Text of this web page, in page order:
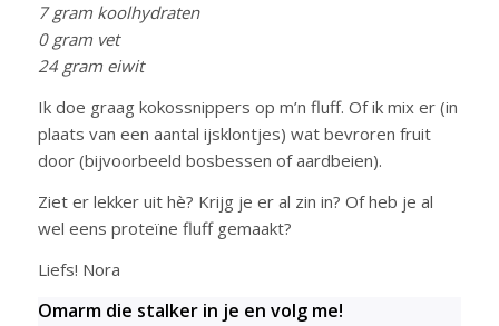
7 gram koolhydraten
0 gram vet
24 gram eiwit
Ik doe graag kokossnippers op m’n fluff. Of ik mix er (in
plaats van een aantal ijsklontjes) wat bevroren fruit
door (bijvoorbeeld bosbessen of aardbeien).
Ziet er lekker uit hè? Krijg je er al zin in? Of heb je al
wel eens proteïne fluff gemaakt?
Liefs! Nora
Omarm die stalker in je en volg me!